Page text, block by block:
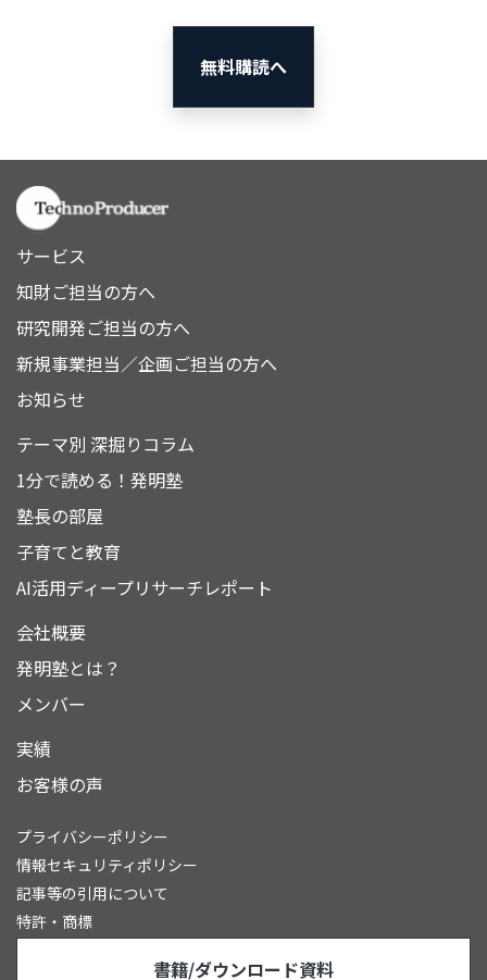
無料購読へ
サービス
知財ご担当の方へ
研究開発ご担当の方へ
新規事業担当／企画ご担当の方へ
お知らせ
テーマ別 深掘りコラム
1分で読める！発明塾
塾長の部屋
子育てと教育
AI活用ディープリサーチレポート
会社概要
発明塾とは？
メンバー
実績
お客様の声
プライバシーポリシー
情報セキュリティポリシー
記事等の引用について
特許・商標
書籍/ダウンロード資料